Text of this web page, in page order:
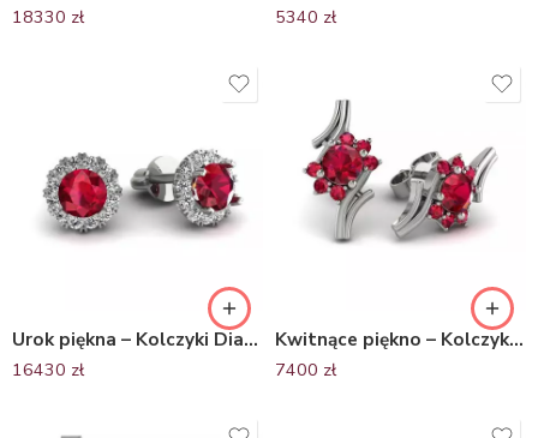
18330 zł
5340 zł
Urok piękna – Kolczyki Diamond Sky, białe złoto, rubiny, diamenty
16430 zł
Kwitnące piękno – Kolczyki z białego złota z rubinami
7400 zł